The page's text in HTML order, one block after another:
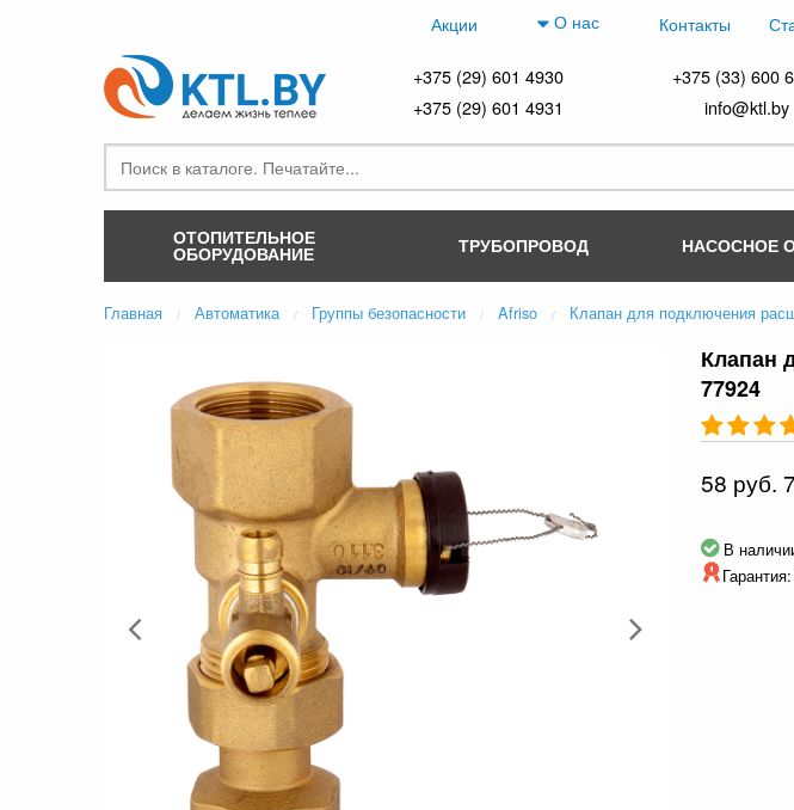
Акции О нас Контакты
+375 (29) 601 4930
+375 (33) 600
+375 (29) 601 4931
info@ktl.by
ОТОПИТЕЛЬНОЕ
ОБОРУДОВАНИЕ ТРУБОПРОВОД НАСОСНОЕ
Главная Автоматика Группы безопасности Afriso Клапан для подключения
Клапан
77924
58 руб.
В